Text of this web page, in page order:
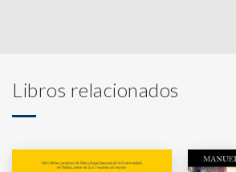
Libros relacionados